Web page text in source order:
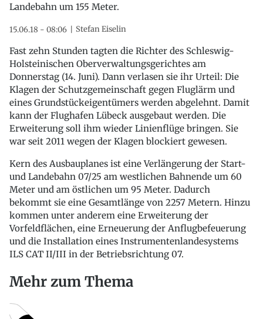
Landebahn um 155 Meter.
15.06.18 - 08:06 Stefan Eiselin
Fast zehn Stunden tagten die Richter des Schleswig-
Holsteinischen Oberverwaltungsgerichtes am
Donnerstag (14. Juni). Dann verlasen sie ihr Urteil: Die
Klagen der Schutzgemeinschaft gegen Fluglärm und
eines Grundstückeigentümers werden abgelehnt. Damit
kann der Flughafen Lübeck ausgebaut werden. Die
Erweiterung soll ihm wieder Linienflüge bringen. Sie
war seit 2011 wegen der Klagen blockiert gewesen.
Kern des Ausbauplanes ist eine Verlängerung der Start-
und Landebahn 07/25 am westlichen Bahnende um 60
Meter und am östlichen um 95 Meter. Dadurch
bekommt sie eine Gesamtlänge von 2257 Metern. Hinzu
kommen unter anderem eine Erweiterung der
Vorfeldflächen, eine Erneuerung der Anflugbefeuerung
und die Installation eines Instrumentenlandesystems
ILS CAT II/III in der Betriebsrichtung 07.
Mehr zum Thema